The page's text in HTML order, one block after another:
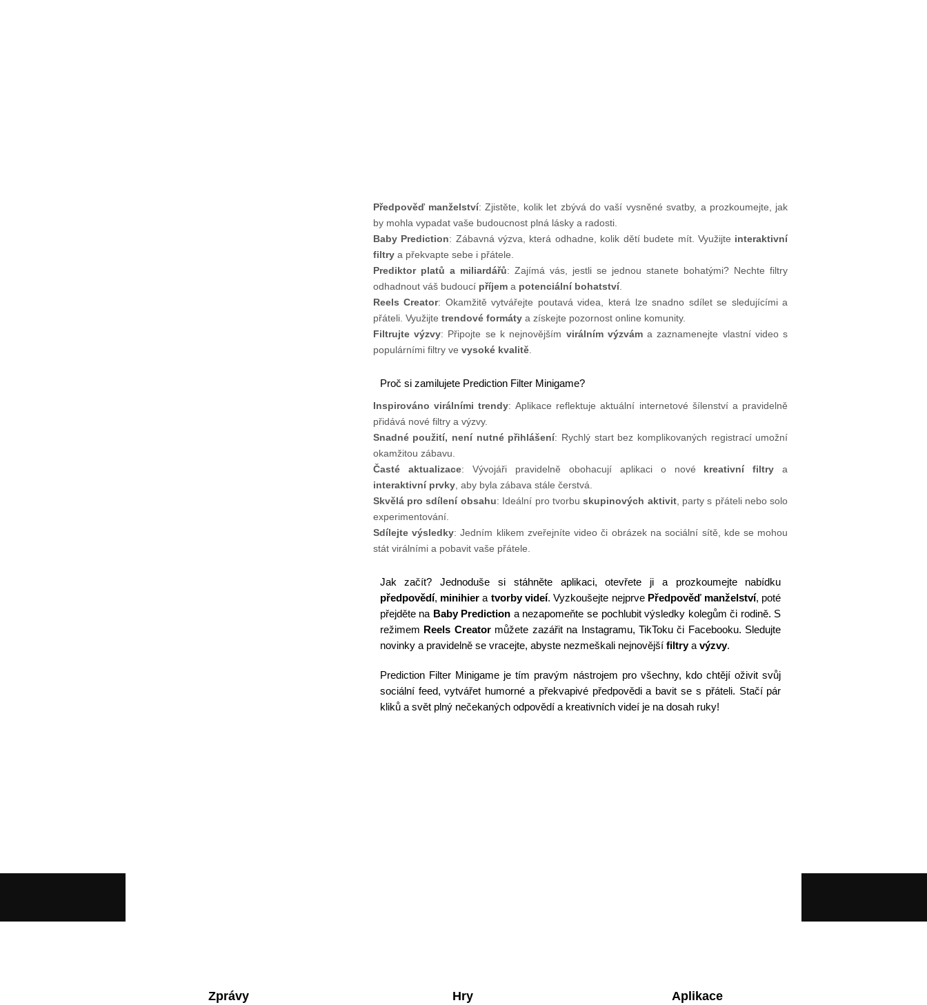
Předpověď manželství: Zjistěte, kolik let zbývá do vaší vysněné svatby, a prozkoumejte, jak
by mohla vypadat vaše budoucnost plná lásky a radosti.
Baby Prediction: Zábavná výzva, která odhadne, kolik dětí budete mít. Využijte interaktivní
filtrya překvapte sebe i přátele.
Prediktor platů a miliardářů: Zajímá vás, jestli se jednou stanete bohatými? Nechte filtry
odhadnout váš budoucí příjema potenciální bohatství.
Reels Creator: Okamžitě vytvářejte poutavá videa, která lze snadno sdílet se sledujícími a
přáteli. Využijte trendové formátya získejte pozornost online komunity.
Filtrujte výzvy: Připojte se k nejnovějším virálním výzváma zaznamenejte vlastní video s
populárními filtry ve vysoké kvalitě.
Proč si zamilujete Prediction Filter Minigame?
Inspirováno virálními trendy: Aplikace reflektuje aktuální internetové šílenství a pravidelně
přidává nové filtry a výzvy.
Snadné použití, není nutné přihlášení: Rychlý start bez komplikovaných registrací umožní
okamžitou zábavu.
Časté aktualizace: Vývojáři pravidelně obohacují aplikaci o nové kreativní filtry a
interaktivní prvky, aby byla zábava stále čerstvá.
Skvělá pro sdílení obsahu: Ideální pro tvorbuskupinových aktivit, party s přáteli nebo solo
experimentování.
Sdílejte výsledky: Jedním klikem zveřejníte video či obrázek na sociální sítě, kde se mohou
stát virálními a pobavit vaše přátele.
Jak začít? Jednoduše si stáhněte aplikaci, otevřete ji a prozkoumejte nabídku
předpovědí, minihier a tvorby videí. Vyzkoušejte nejprve Předpověď manželství, poté
přejděte na Baby Prediction a nezapomeňte se pochlubit výsledky kolegům či rodině. S
režimem Reels Creatormůžete zazářit na Instagramu, TikToku či Facebooku. Sledujte
novinky a pravidelně se vracejte, abyste nezmeškali nejnovější filtrya výzvy.
Prediction Filter Minigame je tím pravým nástrojem pro všechny, kdo chtějí oživit svůj
sociální feed, vytvářet humorné a překvapivé předpovědi a bavit se s přáteli. Stačí pár
kliků a svět plný nečekaných odpovědí a kreativních videí je na dosah ruky!
Zprávy Hry Aplikace